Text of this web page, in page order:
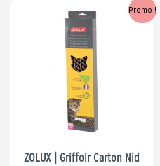
Promo !
ZOLUX | Griffoir Carton Nid
Le
prix
initial
était :
4,79 €.
Le